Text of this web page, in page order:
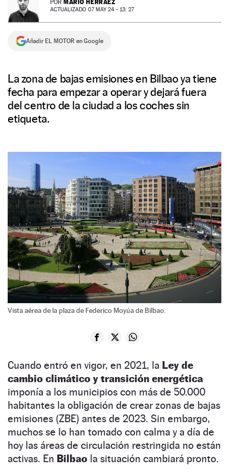
NEWSLETTER
SÍGUENOS
POR MARIO HERRÁEZ
ACTUALIZADO 07 MAY 24 - 13: 27
Añadir EL MOTOR en Google
La zona de bajas emisiones en Bilbao ya tiene
fecha para empezar a operar y dejará fuera
del centro de la ciudad a los coches sin
etiqueta.
Vista aérea de la plaza de Federico Moyúa de Bilbao.
Cuando entró en vigor, en 2021, la Ley de
cambio climático y transición energética
imponía a los municipios con más de 50.000
habitantes la obligación de crear zonas de bajas
emisiones (ZBE) antes de 2023. Sin embargo,
muchos se lo han tomado con calma y a día de
hoy las áreas de circulación restringida no están
activas. En Bilbao la situación cambiará pronto.